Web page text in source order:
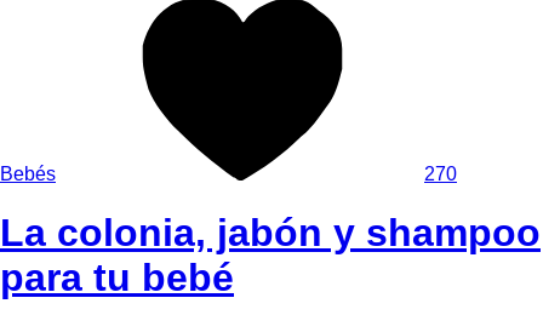
Bebés 270
La colonia, jabón y shampoo
para tu bebé